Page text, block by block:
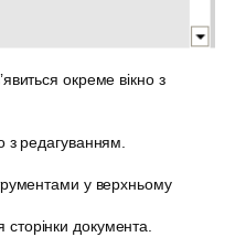
окреме вікно з
з редагуванням.
у верхньому
документа.